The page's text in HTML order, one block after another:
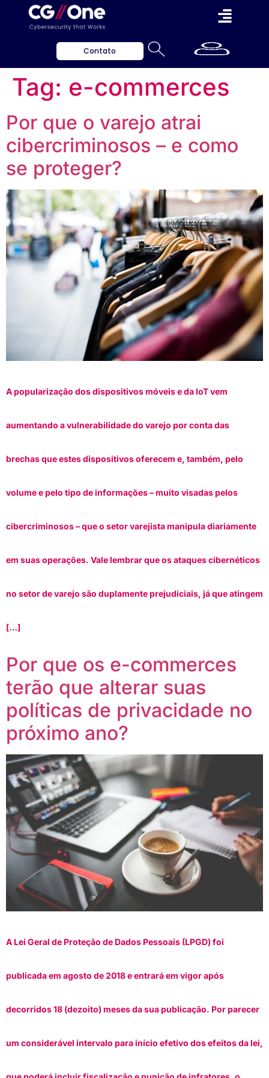
Contato
Tag: e-commerces
Por que o varejo atrai
cibercriminosos – e como
se proteger?
A popularização dos dispositivos móveis e da IoT vem
aumentando a vulnerabilidade do varejo por conta das
brechas que estes dispositivos oferecem e, também, pelo
volume e pelo tipo de informações – muito visadas pelos
cibercriminosos – que o setor varejista manipula diariamente
em suas operações. Vale lembrar que os ataques cibernéticos
no setor de varejo são duplamente prejudiciais, já que atingem
[…]
Por que os e-commerces
terão que alterar suas
políticas de privacidade no
próximo ano?
A Lei Geral de Proteção de Dados Pessoais (LPGD) foi
publicada em agosto de 2018 e entrará em vigor após
decorridos 18 (dezoito) meses da sua publicação. Por parecer
um considerável intervalo para início efetivo dos efeitos da lei,